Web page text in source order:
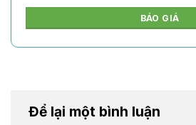
BÁO GIÁ
Để lại một bình luận